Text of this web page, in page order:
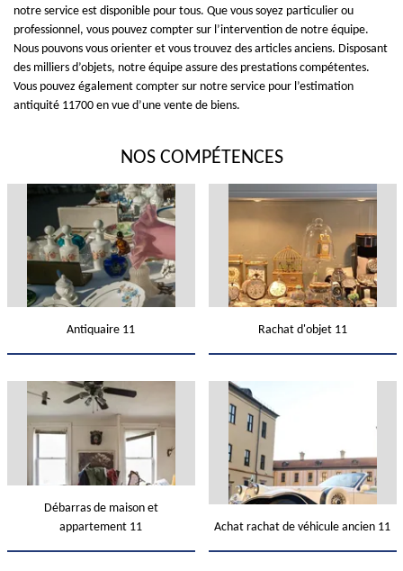
notre service est disponible pour tous. Que vous soyez particulier ou
professionnel, vous pouvez compter sur l’intervention de notre équipe.
Nous pouvons vous orienter et vous trouvez des articles anciens. Disposant
des milliers d’objets, notre équipe assure des prestations compétentes.
Vous pouvez également compter sur notre service pour l’estimation
antiquité 11700 en vue d’une vente de biens.
NOS COMPÉTENCES
Antiquaire 11 Rachat d'objet 11
Débarras de maison et
appartement 11
Achat rachat de véhicule ancien 11